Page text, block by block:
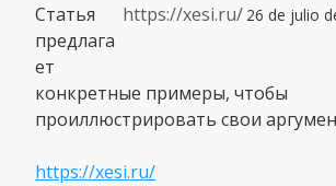
https://xesi.ru/ 26 de julio
Статья
предлага
ет
конкретные примеры, чтобы
проиллюстрировать свои
https://xesi.ru/